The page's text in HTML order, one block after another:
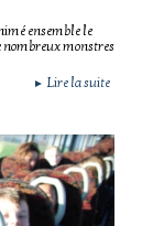
ensemble le
nombreux monstres
► Lire la suite